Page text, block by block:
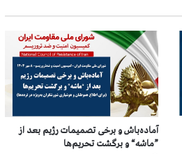
آماده‌باش و برخی تصمیمات رژیم بعد از
”ماشه“ و برگشت تحریم‌ها